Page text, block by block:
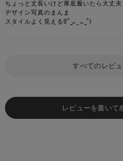
ちょっと丈長いけど厚底履いたら大丈夫
デザイン写真のまんま
スタイルよく見えるჱ̒՞ ̳ᴗ ̫ ᴗ ̳՞꒱
すべてのレビ
レビューを書いて